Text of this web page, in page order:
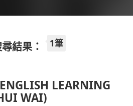
結果： 1筆
LEARNING
WAI)